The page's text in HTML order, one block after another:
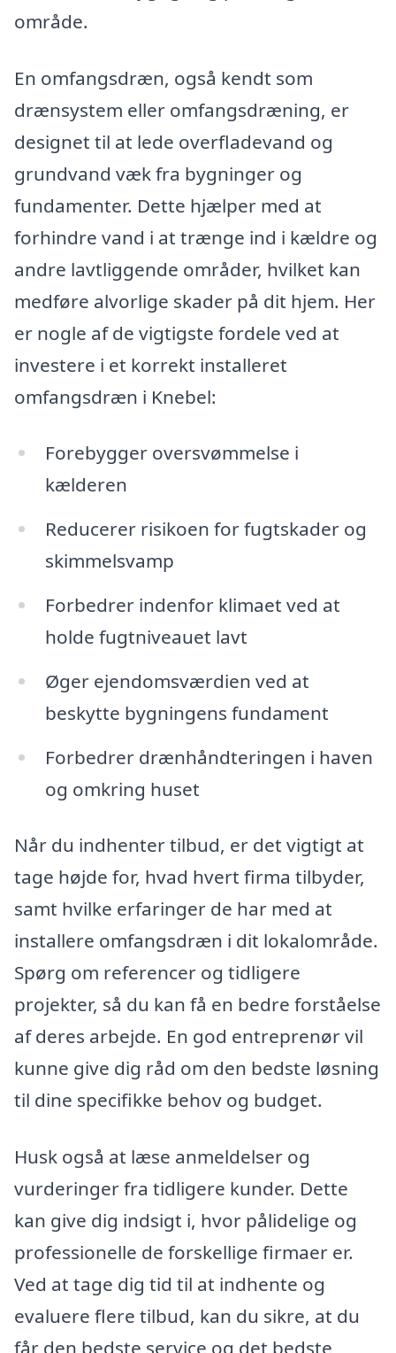
område.
En omfangsdræn, også kendt som
drænsystem eller omfangsdræning, er
designet til at lede overfladevand og
grundvand væk fra bygninger og
fundamenter. Dette hjælper med at
forhindre vand i at trænge ind i kældre og
andre lavtliggende områder, hvilket kan
medføre alvorlige skader på dit hjem. Her
er nogle af de vigtigste fordele ved at
investere i et korrekt installeret
omfangsdræn i Knebel:
Forebygger oversvømmelse i
kælderen
Reducerer risikoen for fugtskader og
skimmelsvamp
Forbedrer indenfor klimaet ved at
holde fugtniveauet lavt
Øger ejendomsværdien ved at
beskytte bygningens fundament
Forbedrer drænhåndteringen i haven
og omkring huset
Når du indhenter tilbud, er det vigtigt at
tage højde for, hvad hvert firma tilbyder,
samt hvilke erfaringer de har med at
installere omfangsdræn i dit lokalområde.
Spørg om referencer og tidligere
projekter, så du kan få en bedre forståelse
af deres arbejde. En god entreprenør vil
kunne give dig råd om den bedste løsning
til dine specifikke behov og budget.
Husk også at læse anmeldelser og
vurderinger fra tidligere kunder. Dette
kan give dig indsigt i, hvor pålidelige og
professionelle de forskellige firmaer er.
Ved at tage dig tid til at indhente og
evaluere flere tilbud, kan du sikre, at du
får den bedste service og det bedste